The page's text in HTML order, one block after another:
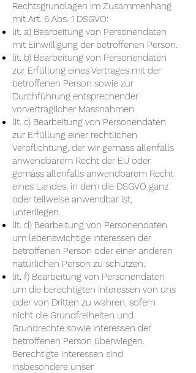
Rechtsgrundlagen im Zusammenhang
mit Art. 6 Abs. 1 DSGVO:
lit. a) Bearbeitung von Personendaten
mit Einwilligung der betroffenen Person.
lit. b) Bearbeitung von Personendaten
zur Erfüllung eines Vertrages mit der
betroffenen Person sowie zur
Durchführung entsprechender
vorvertraglicher Massnahmen.
lit. c) Bearbeitung von Personendaten
zur Erfüllung einer rechtlichen
Verpflichtung, der wir gemäss allenfalls
anwendbarem Recht der EU oder
gemäss allenfalls anwendbarem Recht
eines Landes, in dem die DSGVO ganz
oder teilweise anwendbar ist,
unterliegen.
lit. d) Bearbeitung von Personendaten
um lebenswichtige Interessen der
betroffenen Person oder einer anderen
natürlichen Person zu schützen.
lit. f) Bearbeitung von Personendaten
um die berechtigten Interessen von uns
oder von Dritten zu wahren, sofern
nicht die Grundfreiheiten und
Grundrechte sowie Interessen der
betroffenen Person überwiegen.
Berechtigte Interessen sind
insbesondere unser